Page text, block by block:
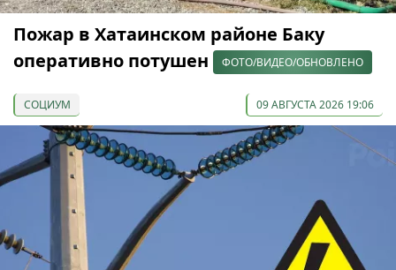
Пожар в Хатаинском районе Баку
оперативно потушен
ФОТО/ВИДЕО/ОБНОВЛЕНО
СОЦИУМ 09 АВГУСТА 2026 19:06